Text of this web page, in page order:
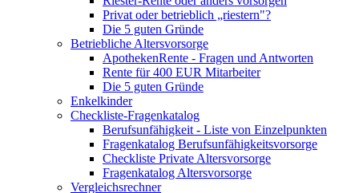
Privat oder betrieblich „riestern"?
Die 5 guten Gründe
Betriebliche Altersvorsorge
ApothekenRente - Fragen und Antworten
Rente für 400 EUR Mitarbeiter
Die 5 guten Gründe
Enkelkinder
Checkliste-Fragenkatalog
Berufsunfähigkeit - Liste von Einzelpunkten
Fragenkatalog Berufsunfähigkeitsvorsorge
Checkliste Private Altersvorsorge
Fragenkatalog Altersvorsorge
Vergleichsrechner